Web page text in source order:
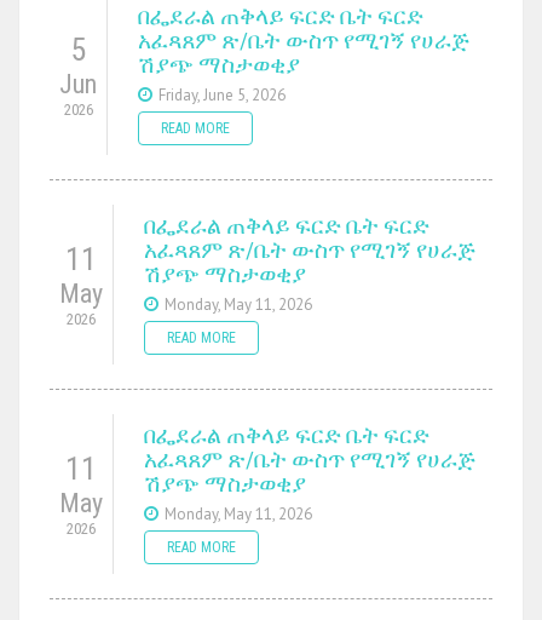
5
Jun
2026
በፌደራል ጠቅላይ ፍርድ ቤት ፍርድ
አፈጻጸም ጽ/ቤት ውስጥ የሚገኝ የሀራጅ
ሽያጭ ማስታወቂያ
Friday, June 5, 2026
READ MORE
11
May
2026
በፌደራል ጠቅላይ ፍርድ ቤት ፍርድ
አፈጻጸም ጽ/ቤት ውስጥ የሚገኝ የሀራጅ
ሽያጭ ማስታወቂያ
Monday, May 11, 2026
READ MORE
11
May
2026
በፌደራል ጠቅላይ ፍርድ ቤት ፍርድ
አፈጻጸም ጽ/ቤት ውስጥ የሚገኝ የሀራጅ
ሽያጭ ማስታወቂያ
Monday, May 11, 2026
READ MORE